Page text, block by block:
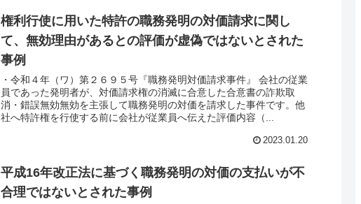
権利行使に用いた特許の職務発明の対価請求に関し
て、無効理由があるとの評価が虚偽ではないとされた
事例
・令和４年（ワ）第２６９５号『職務発明対価請求事件』 会社の従業
員であった発明者が、対価請求権の消滅に合意した合意書の詐欺取
消・錯誤無効無効を主張して職務発明の対価を請求した事件です。他
社へ特許権を行使する前に会社が従業員へ伝えた評価内容（...
2023.01.20
平成16年改正法に基づく職務発明の対価の支払いが不
合理ではないとされた事例